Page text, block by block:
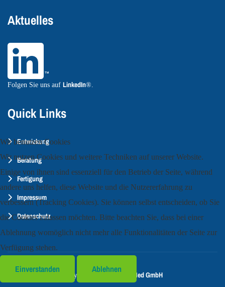
Aktuelles
Folgen Sie uns auf LinkedIn®.
Quick Links
Entwickung
Beratung
Fertigung
Impressum
Datenschutz
Copyright © 2023 CogniMed GmbH
Wir benutzen Cookies
Wir nutzen Cookies und weitere Techniken auf unserer Website.
Einige von ihnen sind essenziell für den Betrieb der Seite, während
andere uns helfen, diese Website und die Nutzererfahrung zu
verbessern (Tracking Cookies). Sie können selbst entscheiden, ob Sie
die Cookies zulassen möchten. Bitte beachten Sie, dass bei einer
Ablehnung womöglich nicht mehr alle Funktionalitäten der Seite zur
Verfügung stehen.
Einverstanden
Ablehnen